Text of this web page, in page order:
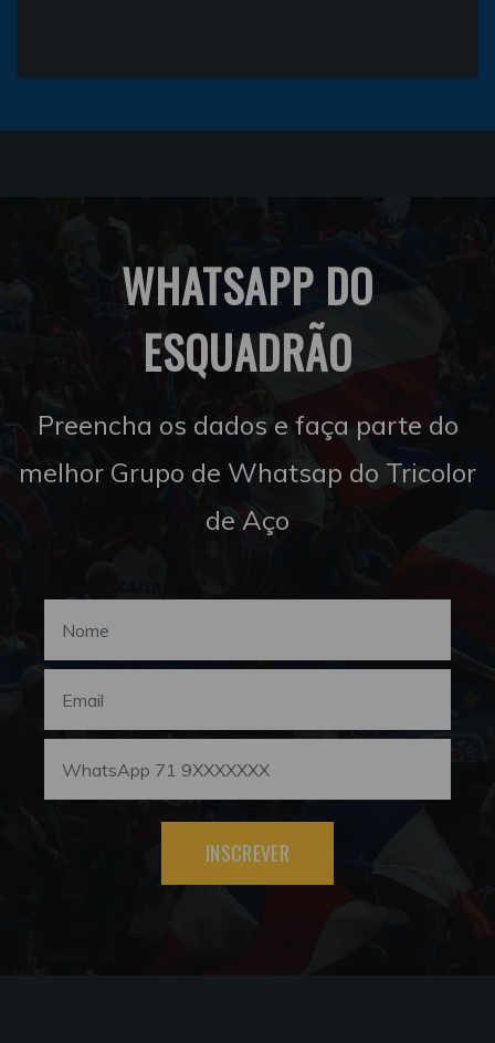
WHATSAPP DO
ESQUADRÃO
Preencha os dados e faça parte do
melhor Grupo de Whatsap do Tricolor
de Aço
INSCREVER